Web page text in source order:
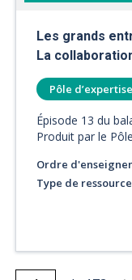
Les grands
La
Pôle d’expertise
Épisode 13 du
Produit par le
Ordre
Type de